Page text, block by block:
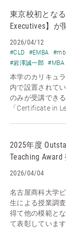
東京校初とな
Executives】が
2026/04/12
#CLD #EMBA
#岩澤誠一郎
#MBA
本学のカリキュ
内で設置されて
のみが受講でき
「Certificate in
2025年度
Teaching Award
2026/04/04
名古屋商科大学
生による授業調
得て他の模範と
て表彰していま